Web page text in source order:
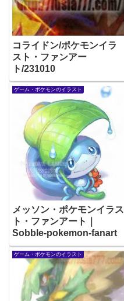
コライドン/ポケモンイラ
スト・ファンアー
ト/231010
ゲーム・ポケモンのイラスト
メッソン・ポケモンイラス
ト・ファンアート｜
Sobble-pokemon-fanart
ゲーム・ポケモンのイラスト